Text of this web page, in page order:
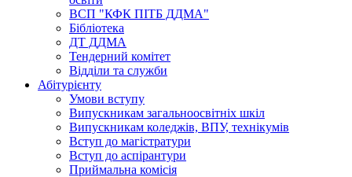
ВСП "КФК ПІТБ ДДМА"
Бібліотека
ДТ ДДМА
Тендерний комітет
Відділи та служби
Абітурієнту
Умови вступу
Випускникам загальноосвітніх шкіл
Випускникам коледжів, ВПУ, технікумів
Вступ до магістратури
Вступ до аспірантури
Приймальна комісія